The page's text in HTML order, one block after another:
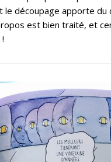
découpage apporte du
est bien traité, et